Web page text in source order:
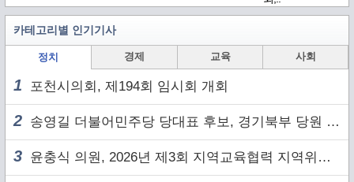
카테고리별 인기기사
정치 경제 교육 사회
1 포천시의회, 제194회 임시회 개회
2 송영길 더불어민주당 당대표 후보, 경기북부 당원 및 2030 세대와 ‘소통 행보’
3 윤충식 의원, 2026년 제3회 지역교육협력 지역위원회 주재